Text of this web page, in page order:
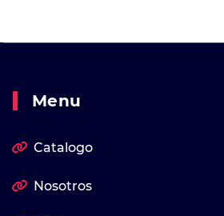
Menu
Catalogo
Nosotros